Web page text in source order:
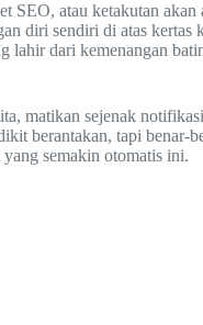
SEO, atau ketakutan
diri sendiri di atas
lahir dari kemenangan
matikan sejenak
berantakan, tapi
semakin otomatis ini.